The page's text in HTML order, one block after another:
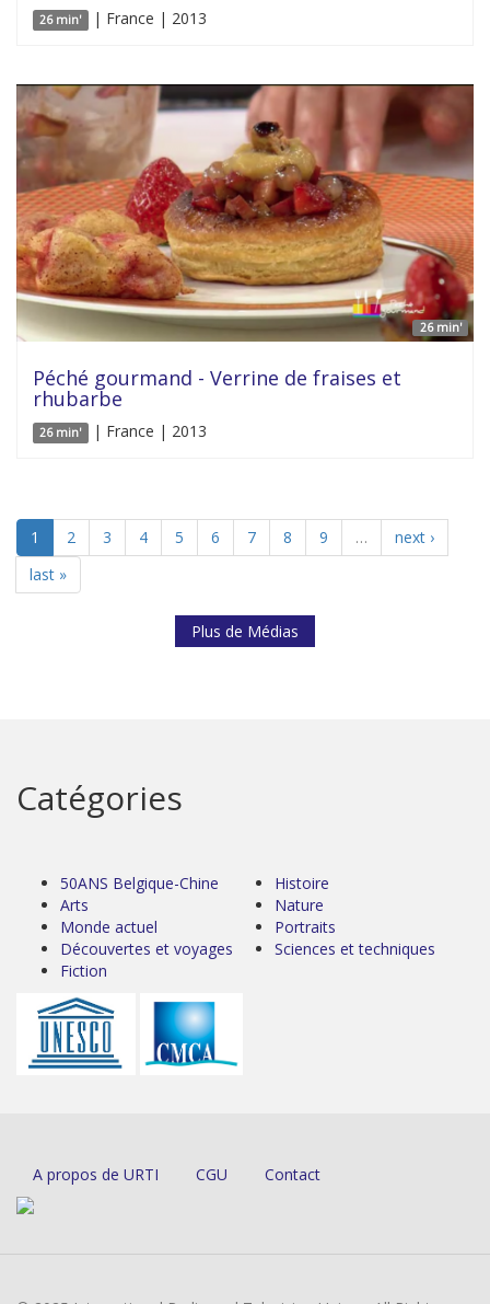
26 min' | France | 2013
26 min'
Péché gourmand - Verrine de fraises et
rhubarbe
26 min' | France | 2013
1 2 3 4 5 6 7 8 9 …
next ›
last »
Plus de Médias
Catégories
50ANS Belgique-Chine
Arts
Monde actuel
Découvertes et voyages
Fiction
Histoire
Nature
Portraits
Sciences et techniques
A propos de URTI CGU Contact